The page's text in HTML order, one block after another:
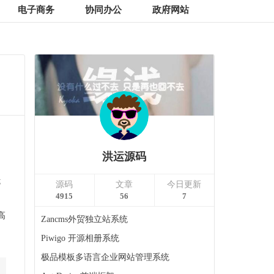
电子商务 协同办公 政府网站
洪运源码
源码
4915
文章
56
今日更新
7
Zancms外贸独立站系统
Piwigo 开源相册系统
极品模板多语言企业网站管理系统